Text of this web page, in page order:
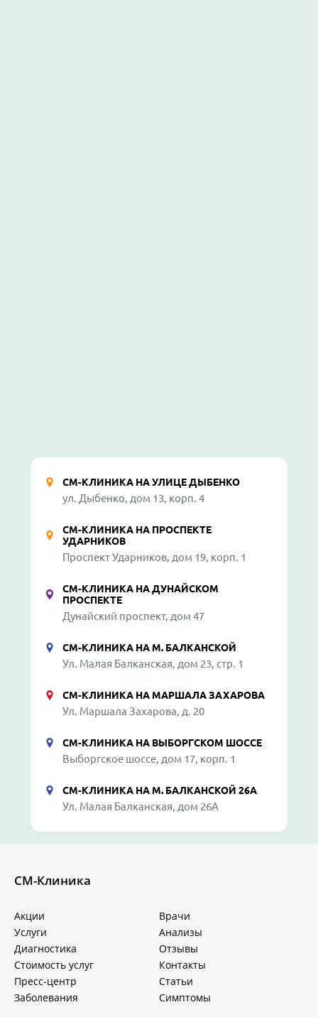
СМ-КЛИНИКА НА УЛИЦЕ ДЫБЕНКО
ул. Дыбенко, дом 13, корп. 4
СМ-КЛИНИКА НА ПРОСПЕКТЕ
УДАРНИКОВ
Проспект Ударников, дом 19, корп. 1
СМ-КЛИНИКА НА ДУНАЙСКОМ
ПРОСПЕКТЕ
Дунайский проспект, дом 47
СМ-КЛИНИКА НА М. БАЛКАНСКОЙ
Ул. Малая Балканская, дом 23, стр. 1
СМ-КЛИНИКА НА МАРШАЛА ЗАХАРОВА
Ул. Маршала Захарова, д. 20
СМ-КЛИНИКА НА ВЫБОРГСКОМ ШОССЕ
Выборгское шоссе, дом 17, корп. 1
СМ-КЛИНИКА НА М. БАЛКАНСКОЙ 26А
Ул. Малая Балканская, дом 26А
СМ-Клиника
Акции
Врачи
Услуги
Анализы
Диагностика
Отзывы
Стоимость услуг
Контакты
Пресс-центр
Статьи
Заболевания
Симптомы